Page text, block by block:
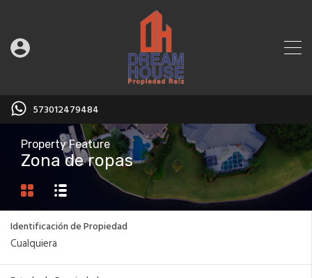
573012479484
Property Feature
Zona de ropas
Identificación de Propiedad